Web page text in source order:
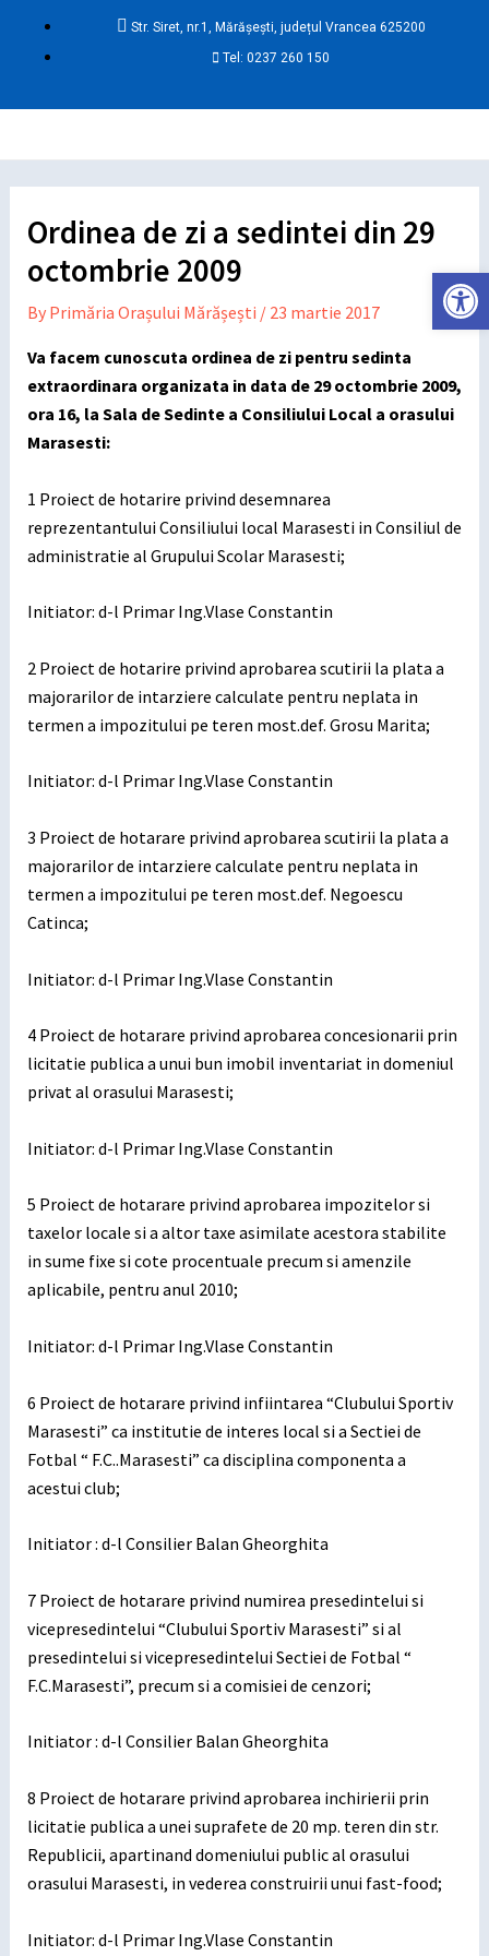
Str. Siret, nr.1, Mărășești, județul Vrancea 625200
Tel: 0237 260 150
Ordinea de zi a sedintei din 29
octombrie 2009
By Primăria Orașului Mărășești / 23 martie 2017
Va facem cunoscuta ordinea de zi pentru sedinta
extraordinara organizata in data de 29 octombrie 2009,
ora 16, la Sala de Sedinte a Consiliului Local a orasului
Marasesti:
1 Proiect de hotarire privind desemnarea
reprezentantului Consiliului local Marasesti in Consiliul de
administratie al Grupului Scolar Marasesti;
Initiator: d-l Primar Ing.Vlase Constantin
2 Proiect de hotarire privind aprobarea scutirii la plata a
majorarilor de intarziere calculate pentru neplata in
termen a impozitului pe teren most.def. Grosu Marita;
Initiator: d-l Primar Ing.Vlase Constantin
3 Proiect de hotarare privind aprobarea scutirii la plata a
majorarilor de intarziere calculate pentru neplata in
termen a impozitului pe teren most.def. Negoescu
Catinca;
Initiator: d-l Primar Ing.Vlase Constantin
4 Proiect de hotarare privind aprobarea concesionarii prin
licitatie publica a unui bun imobil inventariat in domeniul
privat al orasului Marasesti;
Initiator: d-l Primar Ing.Vlase Constantin
5 Proiect de hotarare privind aprobarea impozitelor si
taxelor locale si a altor taxe asimilate acestora stabilite
in sume fixe si cote procentuale precum si amenzile
aplicabile, pentru anul 2010;
Initiator: d-l Primar Ing.Vlase Constantin
6 Proiect de hotarare privind infiintarea “Clubului Sportiv
Marasesti” ca institutie de interes local si a Sectiei de
Fotbal “ F.C..Marasesti” ca disciplina componenta a
acestui club;
Initiator : d-l Consilier Balan Gheorghita
7 Proiect de hotarare privind numirea presedintelui si
vicepresedintelui “Clubului Sportiv Marasesti” si al
presedintelui si vicepresedintelui Sectiei de Fotbal “
F.C.Marasesti”, precum si a comisiei de cenzori;
Initiator : d-l Consilier Balan Gheorghita
8 Proiect de hotarare privind aprobarea inchirierii prin
licitatie publica a unei suprafete de 20 mp. teren din str.
Republicii, apartinand domeniului public al orasului
orasului Marasesti, in vederea construirii unui fast-food;
Initiator: d-l Primar Ing.Vlase Constantin
Deschide